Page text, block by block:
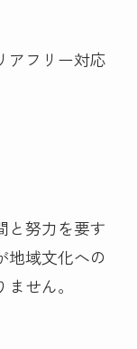
アフリー対応
と努力を要す
地域文化への
せん。